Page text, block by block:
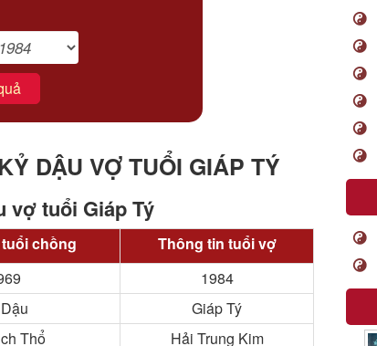
DẬU VỢ TUỔI GIÁP TÝ
vợ tuổi Giáp Tý
chồng
Thông tin tuổi vợ
1984
Giáp Tý
Thổ
Hải Trung Kim